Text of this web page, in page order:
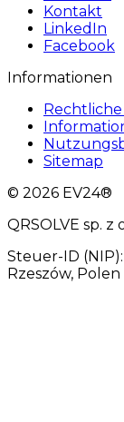
Kontakt
LinkedIn
Facebook
Informationen
Rechtliche
Sitemap
© 2026 EV24®
QRSOLVE sp. z
Steuer-ID
Rzeszów, Polen